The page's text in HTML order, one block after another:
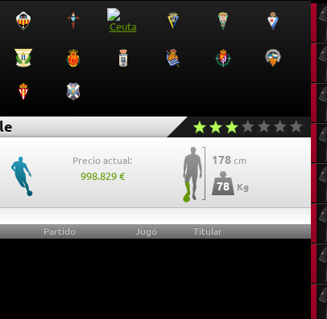
Precio actual:
998.829 €
178 cm
78 Kg
Partido Jugó Titular